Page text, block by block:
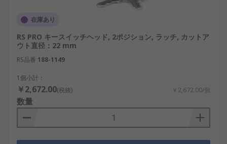
在庫あり
RS PRO キースイッチヘッド, 2ポジション, ラッチ, カットア
ウト直径：22 mm
RS品番 188-1149
1個小計：
￥2,672.00(税抜) ￥2,672.00/個
数量